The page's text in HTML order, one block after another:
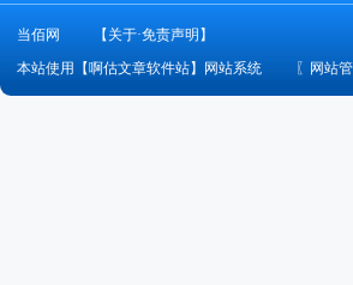
当佰网
【关于·免责声明】
本站使用【啊估文章软件站】网站系统
〖 网站